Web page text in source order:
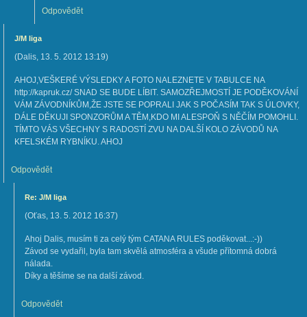
Odpovědět
J/M liga
(Dalis, 13. 5. 2012 13:19)
AHOJ,VEŠKERÉ VÝSLEDKY A FOTO NALEZNETE V TABULCE NA
http://kapruk.cz/ SNAD SE BUDE LÍBIT. SAMOZŘEJMOSTÍ JE PODĚKOVÁNÍ
VÁM ZÁVODNÍKŮM,ŽE JSTE SE POPRALI JAK S POČASÍM TAK S ÚLOVKY,
DÁLE DĚKUJI SPONZORŮM A TĚM,KDO MI ALESPOŇ S NĚČÍM POMOHLI.
TÍMTO VÁS VŠECHNY S RADOSTÍ ZVU NA DALŠÍ KOLO ZÁVODŮ NA
KFELSKÉM RYBNÍKU. AHOJ
Odpovědět
Re: J/M liga
(Oťas, 13. 5. 2012 16:37)
Ahoj Dalis, musím ti za celý tým CATANA RULES poděkovat...:-))
Závod se vydařil, byla tam skvělá atmosféra a všude přítomná dobrá
nálada.
Díky a těšíme se na další závod.
Odpovědět